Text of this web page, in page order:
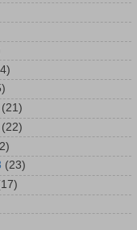
(21)
(22)
(23)